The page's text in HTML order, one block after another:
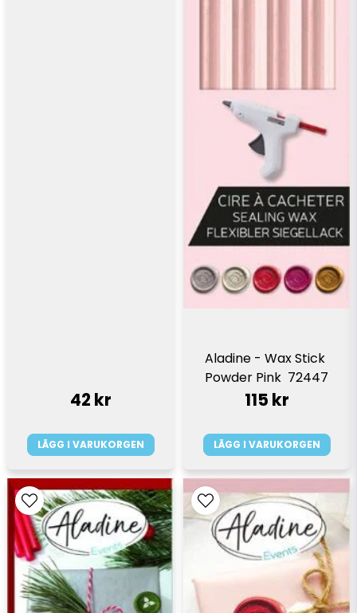
42 kr
LÄGG I VARUKORGEN
Aladine - Wax Stick
Powder Pink  72447
115 kr
LÄGG I VARUKORGEN